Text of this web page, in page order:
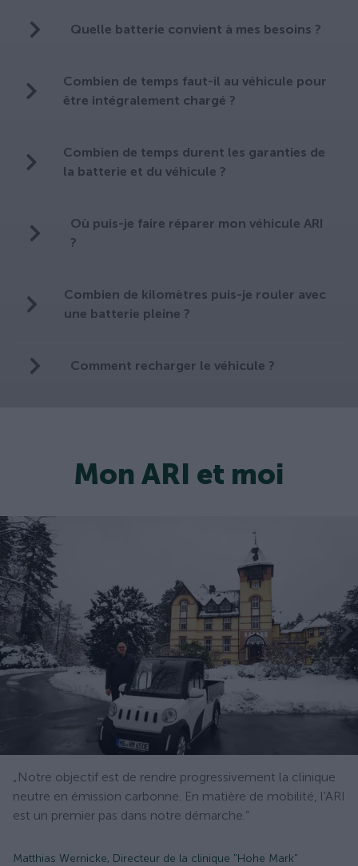
Quelle batterie convient à mes besoins ?
Combien de temps faut-il au véhicule pour
être intégralement chargé ?
Combien de temps durent les garanties de
la batterie et du véhicule ?
Où puis-je faire réparer mon véhicule ARI
?
Combien de kilomètres puis-je rouler avec
une batterie pleine ?
Comment recharger le véhicule ?
Mon ARI et moi
„Notre objectif est de rendre progressivement la clinique
neutre en émission carbonne. En matière de mobilité, l'ARI
est un premier pas dans notre démarche.”
Matthias Wernicke, Directeur de la clinique "Hohe Mark"